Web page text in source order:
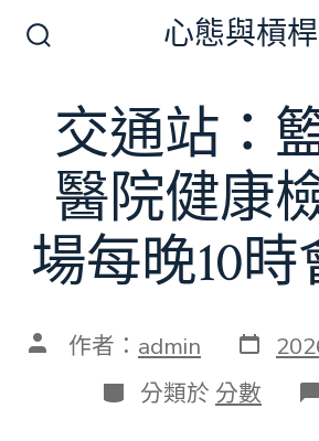
切
換
開
關
心態與槓桿
交通站：
醫院健康
場每晚10
文 作者： admin 發
表
日
期
分
類
分類於 分數